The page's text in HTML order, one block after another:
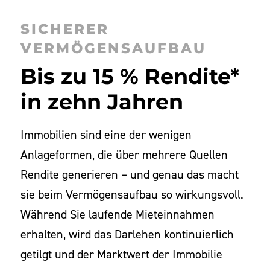
SICHERER
VERMÖGENSAUFBAU
Bis zu 15 % Rendite*
in zehn Jahren
Immobilien sind eine der wenigen
Anlageformen, die über mehrere Quellen
Rendite generieren – und genau das macht
sie beim Vermögensaufbau so wirkungsvoll.
Während Sie laufende Mieteinnahmen
erhalten, wird das Darlehen kontinuierlich
getilgt und der Marktwert der Immobilie